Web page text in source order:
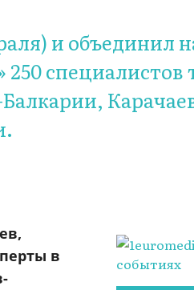
и объединил
специалистов
в